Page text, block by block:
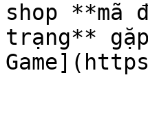
shop **mã
trạng**